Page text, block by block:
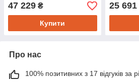
47 229 ₴
Купити
25 691
Про нас
100% позитивних з 17 відгуків за